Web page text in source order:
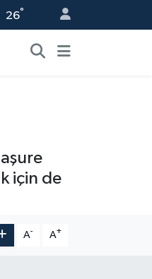
26°
için de
A- A+